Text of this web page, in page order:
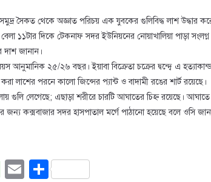
সৈকত থেকে অজ্ঞাত পরিচয় এক যুবকের গুলিবিদ্ধ লাশ উদ্ধার
১১টার দিকে টেকনাফ সদর ইউনিয়নের নোয়াখালিয়া পাড়া
দাশ জানান।
আনুমানিক ২৫/২৬ বছর। ইয়াবা বিক্রেতা চক্রের দ্বন্দ্বে এ
লাশের পরনে কালো জিন্সের প্যান্ট ও বাদামী রঙের শার্ট রয়েছে।
গুলি লেগেছে; এছাড়া শরীরে চারটি আঘাতের চিহ্ন রয়েছে।
জন্য কক্সবাজার সদর হাসপাতাল মর্গে পাঠানো হয়েছে বলে ওসি
W E S